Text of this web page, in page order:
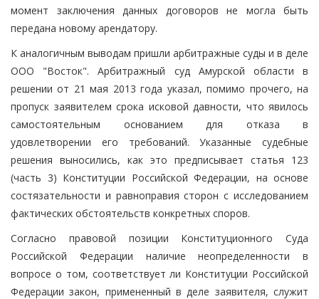
момент заключения данных договоров не могла быть
передана новому арендатору.
К аналогичным выводам пришли арбитражные суды и в деле
ООО "Восток". Арбитражный суд Амурской области в
решении от 21 мая 2013 года указал, помимо прочего, на
пропуск заявителем срока исковой давности, что явилось
самостоятельным основанием для отказа в
удовлетворении его требований. Указанные судебные
решения выносились, как это предписывает статья 123
(часть 3) Конституции Российской Федерации, на основе
состязательности и равноправия сторон с исследованием
фактических обстоятельств конкретных споров.
Согласно правовой позиции Конституционного Суда
Российской Федерации наличие неопределенности в
вопросе о том, соответствует ли Конституции Российской
Федерации закон, примененный в деле заявителя, служит